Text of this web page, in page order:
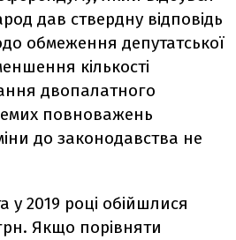
дав ствердну відповідь
обмеження депутатської
кількості
двопалатного
повноважень
до законодавства не
у 2019 році обійшлися
Якщо порівняти